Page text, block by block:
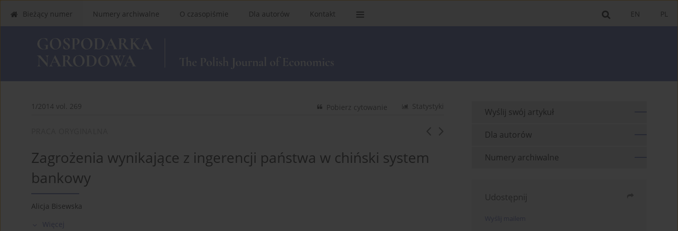
PL
EN
Bieżący numer Numery archiwalne O czasopiśmie Dla autorów Kontakt
1/2014 vol. 269 Statystyki
Pobierz cytowanie
Zagrożenia wynikające z ingerencji państwa w chiński system
bankowy
Alicja Bisewska
Więcej
Wyślij swój artykuł
Dla autorów
Numery archiwalne
Udostępnij